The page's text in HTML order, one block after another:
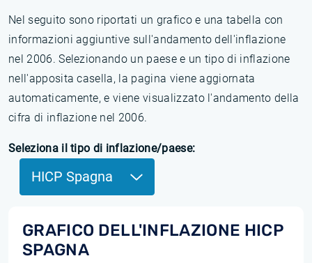
Nel seguito sono riportati un grafico e una tabella con
informazioni aggiuntive sull'andamento dell'inflazione
nel 2006. Selezionando un paese e un tipo di inflazione
nell'apposita casella, la pagina viene aggiornata
automaticamente, e viene visualizzato l'andamento della
cifra di inflazione nel 2006.
Seleziona il tipo di inflazione/paese:
HICP Spagna
GRAFICO DELL'INFLAZIONE HICP
SPAGNA